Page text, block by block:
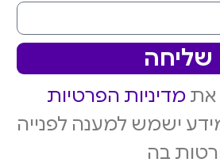
את מדיניות הפרטיות
ישמש למענה לפנייה
בה
שליחה